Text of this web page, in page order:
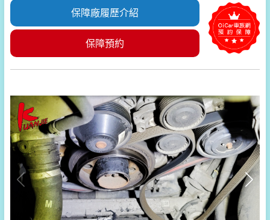
保障廠履歷介紹
保障預約